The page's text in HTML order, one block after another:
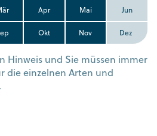
Apr Mai Jun
Okt Nov Dez
Hinweis und Sie müssen immer
die einzelnen Arten und